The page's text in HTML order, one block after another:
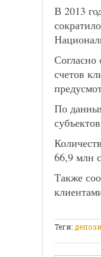
В 2013
счетов
По
66,9 млн
Также
Теги: